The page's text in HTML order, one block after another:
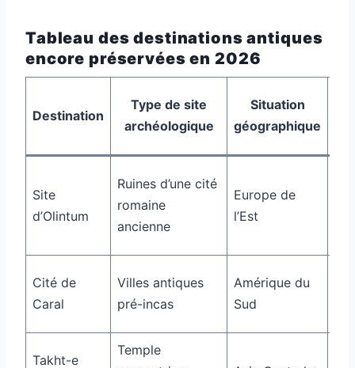
Tableau des destinations antiques
encore préservées en 2026
Destination
Type de site
archéologique
Situation
géographique
Site
d’Olintum
Ruines d’une cité
romaine
ancienne
Europe de
l’Est
Cité de
Caral
Villes antiques
pré-incas
Amérique du
Sud
Takht-e
Temple